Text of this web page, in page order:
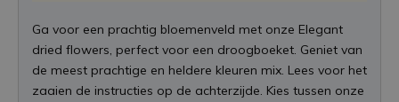
Ga voor een prachtig bloemenveld met onze Elegant
dried flowers, perfect voor een droogboeket. Geniet van
de meest prachtige en heldere kleuren mix. Lees voor het
zaaien de instructies op de achterzijde. Kies tussen onze